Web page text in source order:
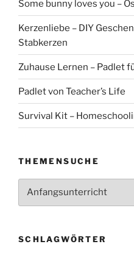
Some bunny loves you –
Kerzenliebe – DIY
Stabkerzen
Zuhause Lernen – Padlet
Padlet von Teacher’s Life
Survival Kit –
THEMENSUCHE
SCHLAGWÖRTER